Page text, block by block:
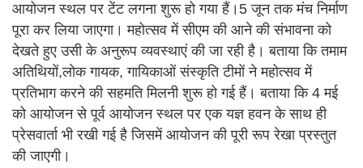
आयोजन स्थल पर टेंट लगना शुरू हो गया हैं।5 जून तक मंच निर्माण
पूरा कर लिया जाएगा। महोत्सव में सीएम की आने की संभावना को
देखते हुए उसी के अनुरूप व्यवस्थाएं की जा रही है। बताया कि तमाम
अतिथियों,लोक गायक, गायिकाओं संस्कृति टीमों ने महोत्सव में
प्रतिभाग करने की सहमति मिलनी शुरू हो गई हैं। बताया कि 4 मई
को आयोजन से पूर्व आयोजन स्थल पर एक यज्ञ हवन के साथ ही
प्रेसवार्ता भी रखी गई है जिसमें आयोजन की पूरी रूप रेखा प्रस्तुत
की जाएगी।